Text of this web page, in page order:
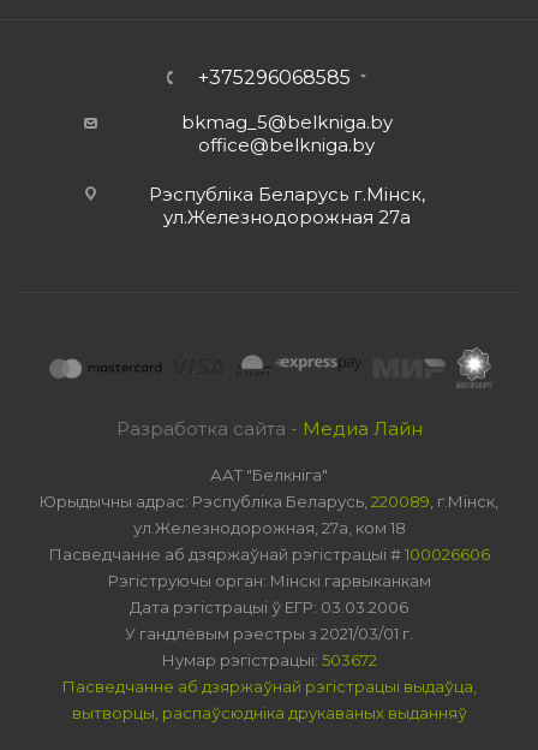
+375296068585
bkmag_5@belkniga.by
office@belkniga.by
Рэспубліка Беларусь г.Мінск,
ул.Железнодорожная 27а
Разработка сайта - Медиа Лайн
ААТ "Белкніга"
Юрыдычны адрас: Рэспубліка Беларусь, 220089 , г.Мінск,
ул.Железнодорожная, 27а, ком 18
Пасведчанне аб дзяржаўнай рэгістрацыі #100026606
Рэгіструючы орган: Мінскі гарвыканкам
Дата рэгістрацыі ў ЕГР: 03.03.2006
У гандлёвым рэестры з 2021/03/01 г.
Нумар рэгістрацыі: 503672
Пасведчанне аб дзяржаўнай рэгістрацыі выдаўца,
вытворцы, распаўсюдніка друкаваных выданняў